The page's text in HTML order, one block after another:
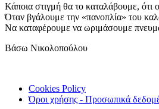
Κάποια στιγμή θα το καταλάβουμε, ότι
Όταν βγάλουμε την «πανοπλία» του
Να καταφέρουμε να ωριμάσουμε
Βάσω Νικολοπούλου
Cookies Policy
Όροι χρήσης - Προσωπικά